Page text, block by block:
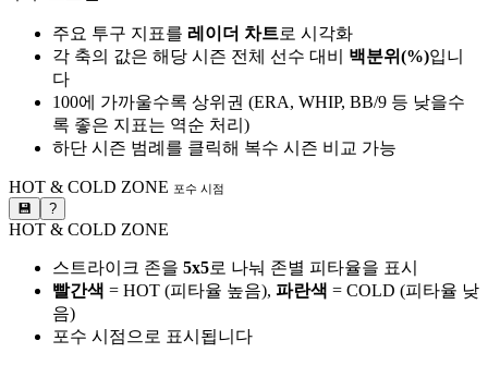
주요 투구 지표를 레이더 차트로 시각화
각 축의 값은 해당 시즌 전체 선수 대비 백분위(%)입니
다
100에 가까울수록 상위권 (ERA, WHIP, BB/9 등 낮을수
록 좋은 지표는 역순 처리)
하단 시즌 범례를 클릭해 복수 시즌 비교 가능
HOT & COLD ZONE 포수 시점
💾 ?
HOT & COLD ZONE
스트라이크 존을 5x5로 나눠 존별 피타율을 표시
빨간색 = HOT (피타율 높음), 파란색 = COLD (피타율 낮
음)
포수 시점으로 표시됩니다